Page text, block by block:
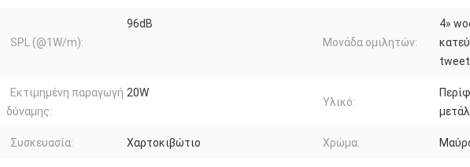
SPL (@1W/m):
96dB
Μονάδα ομιλητών:
4»
Εκτιμημένη παραγωγή
δύναμης:
20W
Υλικό:
Συσκευασία: Χαρτοκιβώτιο Χρώμα: